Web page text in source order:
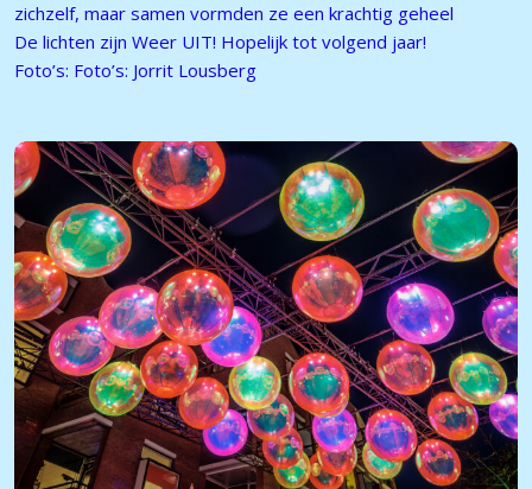
zichzelf, maar samen vormden ze een krachtig geheel
De lichten zijn Weer UIT! Hopelijk tot volgend jaar!
Foto’s: Foto’s: Jorrit Lousberg